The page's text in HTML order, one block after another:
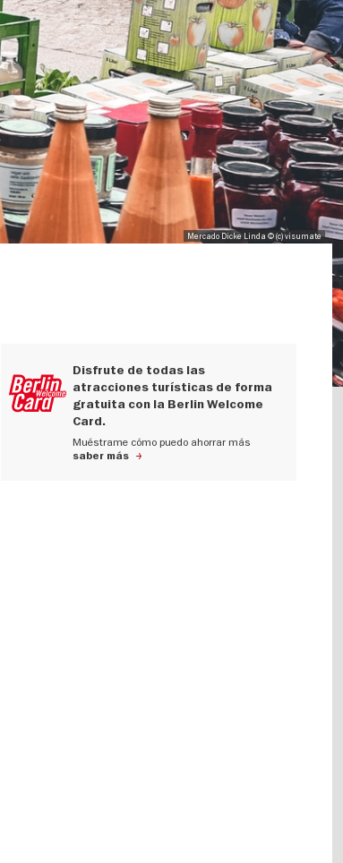
Mercado Dicke Linda © (c) visumate
Disfrute de todas las
atracciones turísticas de forma
gratuita con la Berlin Welcome
Card.
Muéstrame cómo puedo ahorrar más
saber más